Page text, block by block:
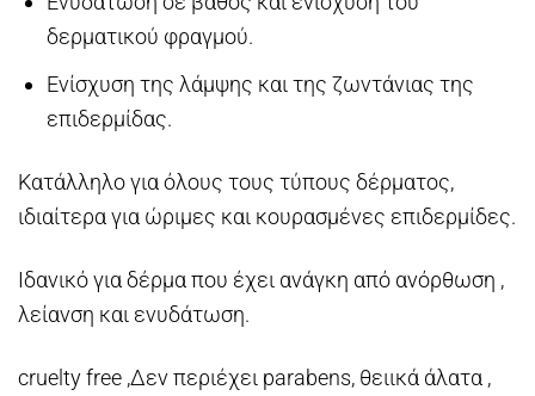
δερματικού φραγμού.
Ενίσχυση της λάμψης και της ζωντάνιας της
επιδερμίδας.
Κατάλληλο για όλους τους τύπους δέρματος,
ιδιαίτερα για ώριμες και κουρασμένες επιδερμίδες.
Ιδανικό για δέρμα που έχει ανάγκη από ανόρθωση ,
λείανση και ενυδάτωση.
cruelty free ,Δεν περιέχει parabens, θειικά άλατα ,